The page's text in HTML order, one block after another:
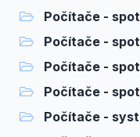
Počítače -
Počítače -
Počítače -
Počítače -
Počítače -